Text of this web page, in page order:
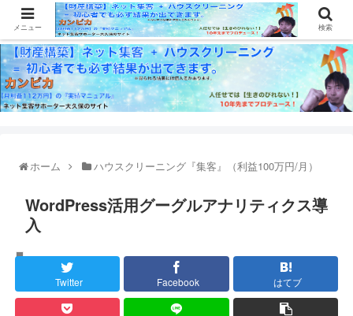
ホーム ハウスクリーニング『集客』（利益100万円/月）
WordPress活用グーグルアナリティクス導
入
ハウスクリーニング『集客』（利益100万円/月）
Twitter Facebook はてブ
メニュー 検索